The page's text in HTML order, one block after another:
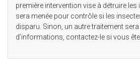
première intervention vise à détruire les
sera menée pour contrôle si les
disparu. Sinon, un autre traitement
d’informations, contactez-le si vous